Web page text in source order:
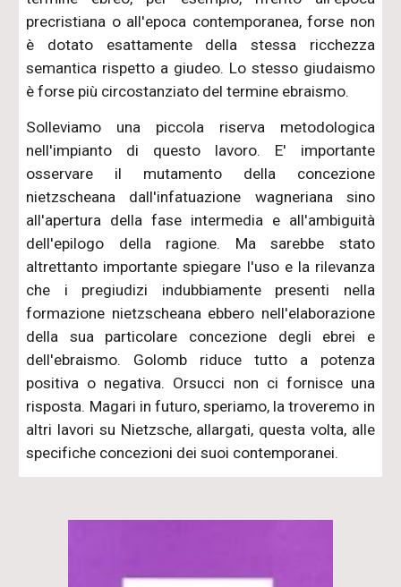
precristiana o all'epoca contemporanea, forse non
è dotato esattamente della stessa ricchezza
semantica rispetto a giudeo. Lo stesso giudaismo
è forse più circostanziato del termine ebraismo.
Solleviamo una piccola riserva metodologica
nell'impianto di questo lavoro. E' importante
osservare il mutamento della concezione
nietzscheana dall'infatuazione wagneriana sino
all'apertura della fase intermedia e all'ambiguità
dell'epilogo della ragione. Ma sarebbe stato
altrettanto importante spiegare l'uso e la rilevanza
che i pregiudizi indubbiamente presenti nella
formazione nietzscheana ebbero nell'elaborazione
della sua particolare concezione degli ebrei e
dell'ebraismo. Golomb riduce tutto a potenza
positiva o negativa. Orsucci non ci fornisce una
risposta. Magari in futuro, speriamo, la troveremo in
altri lavori su Nietzsche, allargati, questa volta, alle
specifiche concezioni dei suoi contemporanei.